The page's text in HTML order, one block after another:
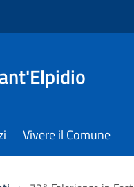
Vivere il Comune